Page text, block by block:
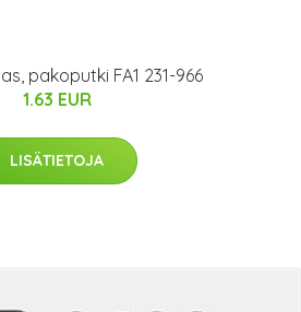
pakoputki FA1 231-966
1.63 EUR
LISÄTIETOJA